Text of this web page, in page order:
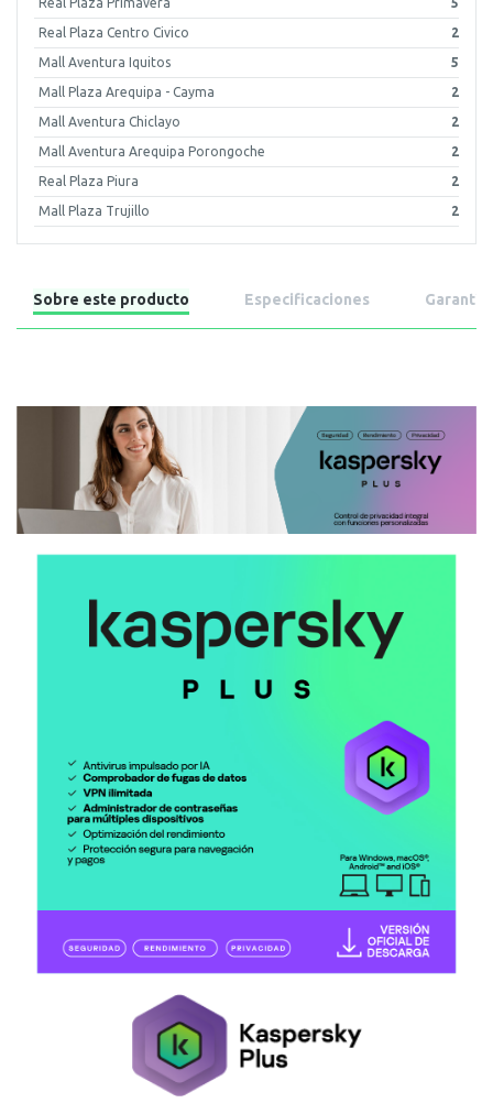
Real Plaza Centro Civico 2
Mall Aventura Iquitos 5
Mall Plaza Arequipa - Cayma 2
Mall Aventura Chiclayo 2
Mall Aventura Arequipa Porongoche 2
Real Plaza Piura 2
Mall Plaza Trujillo 2
Sobre este producto Especificaciones Garantía